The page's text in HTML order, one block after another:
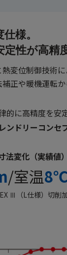
様。
定性が高精
変位制御技術
正や暖機運転
的に高精度を安
ンドリーコンセ
法変化（実績値）
/室温
Ⅲ（L仕様）切削